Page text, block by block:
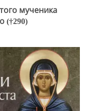
мученика
(†290)